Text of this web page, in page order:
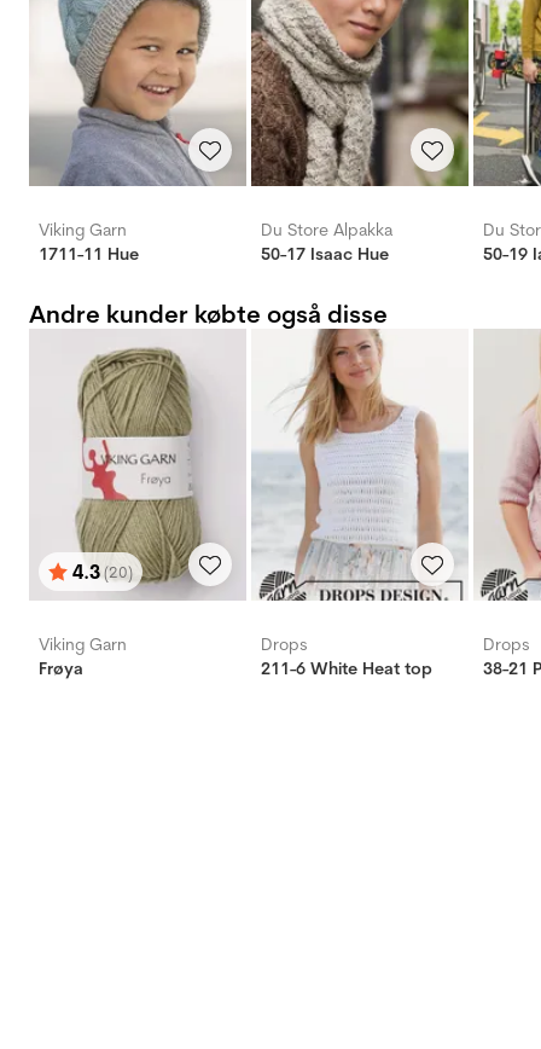
Viking Garn
1711-11 Hue
Du Store Alpakka
50-17 Isaac Hue
Du
50-19
Andre kunder købte også disse
Vurdering:
4.3(20)
ud af 5 stjerner
Viking Garn
Frøya
Drops
211-6 White Heat top
Drops
38-21